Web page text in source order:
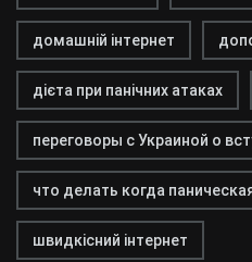
домашній інтернет
дієта при панічних атаках
переговоры с Украиной о
что делать когда
швидкісний інтернет